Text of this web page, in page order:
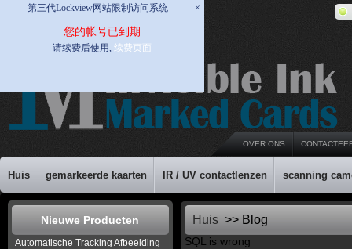
第三代Lockview网站限制访问系统 ×
您的帐号已到期
请续费后使用, 续费页面
OVER ONS
Huis gemarkeerde kaarten IR / UV contactlenzen scanning
Nieuwe Producten
Automatische Tracking Afbeelding
Huis >> Blog
SQL is wrong